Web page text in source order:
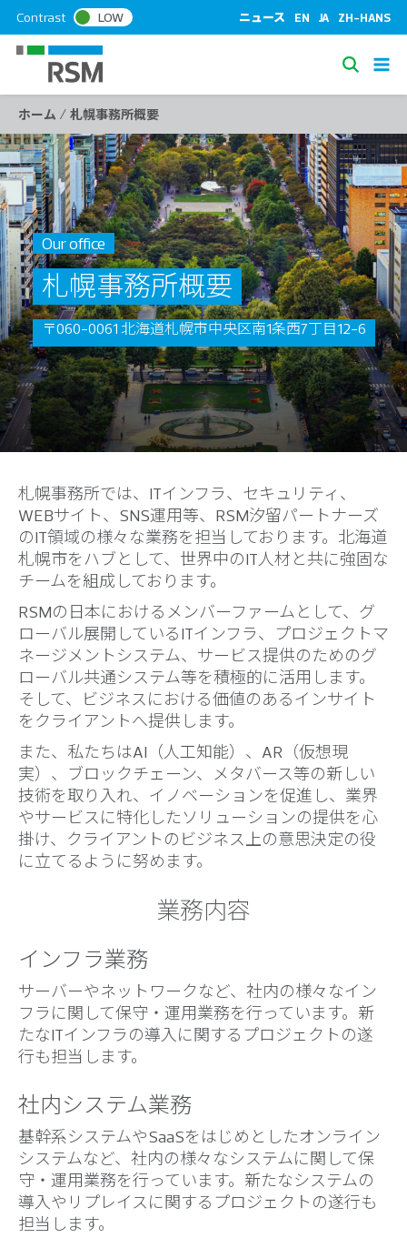
k
t
c
o
n
t
e
n
t
Contrast LOW ニュース EN JA ZH-HANS
S
e
r
c
h
ホーム / 札幌事務所概要
Our office
札幌事務所概要
〒060-0061 北海道札幌市中央区南1条西7丁目12-6
札幌事務所では、ITインフラ、セキュリティ、
WEBサイト、SNS運用等、RSM汐留パートナーズ
のIT領域の様々な業務を担当しております。北海道
札幌市をハブとして、世界中のIT人材と共に強固な
チームを組成しております。
RSMの日本におけるメンバーファームとして、グ
ローバル展開しているITインフラ、プロジェクトマ
ネージメントシステム、サービス提供のためのグ
ローバル共通システム等を積極的に活用します。
そして、ビジネスにおける価値のあるインサイト
をクライアントへ提供します。
また、私たちはAI（人工知能）、AR（仮想現
実）、ブロックチェーン、メタバース等の新しい
技術を取り入れ、イノベーションを促進し、業界
やサービスに特化したソリューションの提供を心
掛け、クライアントのビジネス上の意思決定の役
に立てるように努めます。
業務内容
インフラ業務
サーバーやネットワークなど、社内の様々なイン
フラに関して保守・運用業務を行っています。新
たなITインフラの導入に関するプロジェクトの遂
行も担当します。
社内システム業務
基幹系システムやSaaSをはじめとしたオンライン
システムなど、社内の様々なシステムに関して保
守・運用業務を行っています。新たなシステムの
導入やリプレイスに関するプロジェクトの遂行も
担当します。